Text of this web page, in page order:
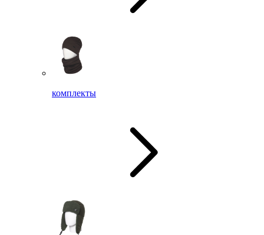
комплекты